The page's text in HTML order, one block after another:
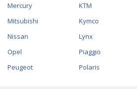
Mercury
Mitsubishi
Nissan
Opel
Peugeot
KTM
Kymco
Lynx
Piaggio
Polaris